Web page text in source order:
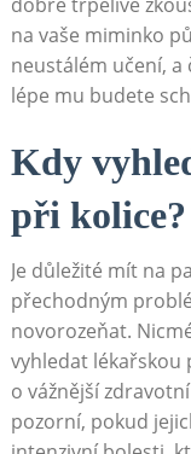
na vaše miminko
neustálém učení, a
lépe mu budete
Kdy
při kolice?
Je důležité mít na
přechodným
novorozeňat.
vyhledat lékařskou
o vážnější
pozorní, pokud